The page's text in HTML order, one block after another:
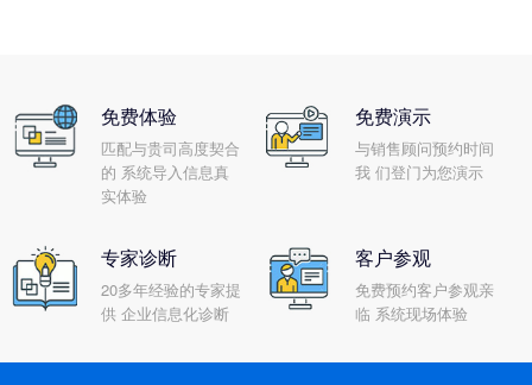
免费体验
匹配与贵司高度契合
的 系统导入信息真
实体验
免费演示
与销售顾问预约时间
我 们登门为您演示
专家诊断
20多年经验的专家提
供 企业信息化诊断
客户参观
免费预约客户参观亲
临 系统现场体验